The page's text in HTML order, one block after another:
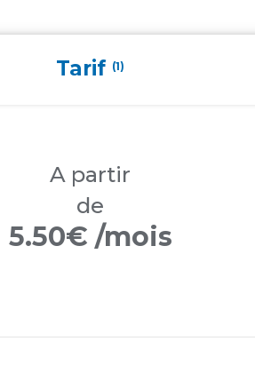
Tarif (1)
A partir
de
5.50€ /mois